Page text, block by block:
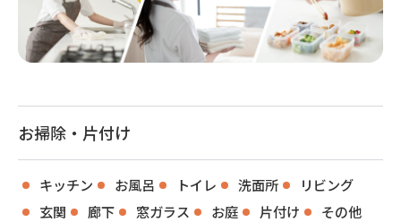
お掃除・片付け
キッチン お風呂 トイレ 洗面所
リビング
玄関
廊下 窓ガラス お庭 片付け その他